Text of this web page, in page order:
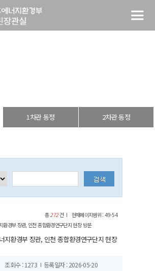
1차관 동정 2차관 동정
총272건 현재페이지범위 : 49-54
지환경부 장관, 인천 종합환경연구단지 현장
조회수 : 1273 등록일자 : 2026-05-20